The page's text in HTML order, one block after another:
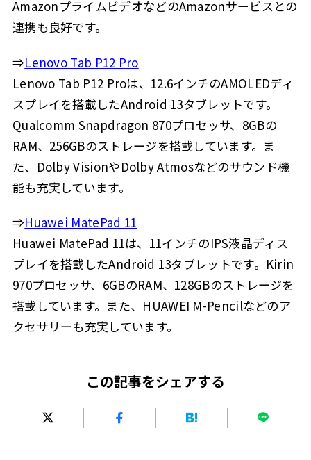
AmazonプライムビデオなどのAmazonサービスとの
連携も良好です。
⇒Lenovo Tab P12 Pro
Lenovo Tab P12 Proは、12.6インチのAMOLEDディ
スプレイを搭載したAndroid 13タブレットです。
Qualcomm Snapdragon 870プロセッサ、8GBの
RAM、256GBのストレージを搭載しています。ま
た、Dolby VisionやDolby Atmosなどのサウンド機
能も充実しています。
⇒Huawei MatePad 11
Huawei MatePad 11は、11インチのIPS液晶ディス
プレイを搭載したAndroid 13タブレットです。Kirin
970プロセッサ、6GBのRAM、128GBのストレージを
搭載しています。また、HUAWEI M-Pencilなどのア
クセサリーも充実しています。
この記事をシェアする